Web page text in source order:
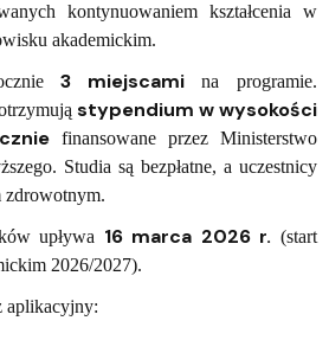
kontynuowaniem kształcenia w
akademickim.
3 miejscami na programie.
stypendium w wysokości
finansowane przez Ministerstwo
Studia są bezpłatne, a uczestnicy
zdrowotnym.
upływa 16 marca 2026 r. (start
2026/2027).
aplikacyjny: